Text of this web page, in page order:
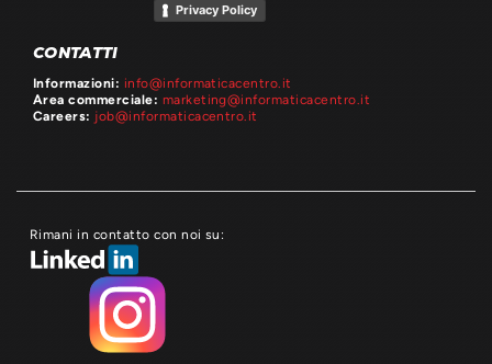
Privacy Policy
CONTATTI
Informazioni: info@informaticacentro.it
Area commerciale: marketing@informaticacentro.it
Careers: job@informaticacentro.it
Rimani in contatto con noi su: